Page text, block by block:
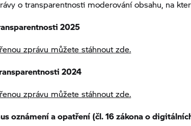
o transparentnosti moderování obsahu, na
2025
zprávu můžete stáhnout zde.
2024
zprávu můžete stáhnout zde.
oznámení a opatření (čl. 16 zákona o